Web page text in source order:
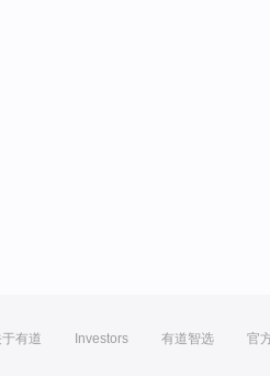
于有道 Investors 有道智选 官